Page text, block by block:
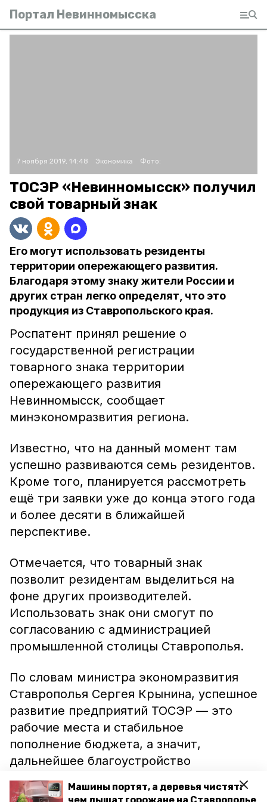
Машины портят, а деревья чистят:
Портал Невинномысска
7 ноября 2019, 14:48 Экономика Фото:
ТОСЭР «Невинномысск» получил
свой товарный знак
Его могут использовать резиденты
территории опережающего развития.
Благодаря этому знаку жители России и
других стран легко определят, что это
продукция из Ставропольского края.
Роспатент принял решение о
государственной регистрации
товарного знака территории
опережающего развития
Невинномысск, сообщает
минэкономразвития региона.
Известно, что на данный момент там
успешно развиваются семь резидентов.
Кроме того, планируется рассмотреть
ещё три заявки уже до конца этого года
и более десяти в ближайшей
перспективе.
Отмечается, что товарный знак
позволит резидентам выделиться на
фоне других производителей.
Использовать знак они смогут по
согласованию с администрацией
промышленной столицы Ставрополья.
По словам министра экономразвития
Ставрополья Сергея Крынина, успешное
развитие предприятий ТОСЭР — это
рабочие места и стабильное
пополнение бюджета, а значит,
дальнейшее благоустройство
Невинномысска.